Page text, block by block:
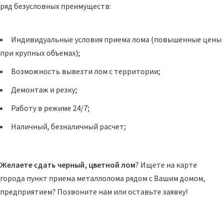
ряд безусловных преимуществ:
Индивидуальные условия приема лома (повышенные цены
при крупных объемах);
Возможность вывезти лом с территории;
Демонтаж и резку;
Работу в режиме 24/7;
Наличный, безналичный расчет;
Желаете сдать черный, цветной лом? Ищете на карте
города пункт приема металлолома рядом с Вашим домом,
предприятием? Позвоните нам или оставьте заявку!